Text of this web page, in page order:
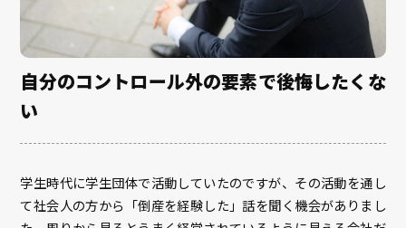
自分のコントロール外の要素で後悔したくな
い
学生時代に学生団体で活動していたのですが、その活動を通し
て社会人の方から「倒産を経験した」話を聞く機会がありまし